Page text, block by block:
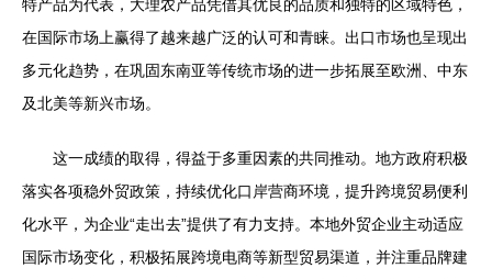
特产品为代表，大理农产品凭借其优良的品质和独特的区域特色，
在国际市场上赢得了越来越广泛的认可和青睐。出口市场也呈现出
多元化趋势，在巩固东南亚等传统市场的进一步拓展至欧洲、中东
及北美等新兴市场。
这一成绩的取得，得益于多重因素的共同推动。地方政府积极
落实各项稳外贸政策，持续优化口岸营商环境，提升跨境贸易便利
化水平，为企业“走出去”提供了有力支持。本地外贸企业主动适应
国际市场变化，积极拓展跨境电商等新型贸易渠道，并注重品牌建